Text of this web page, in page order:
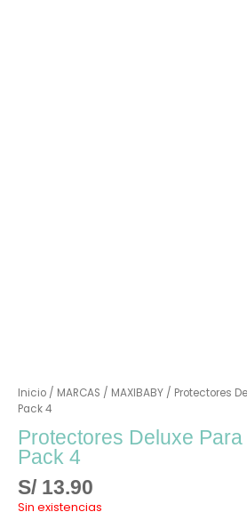
Inicio/ MARCAS / MAXIBABY/ Protectores
Pack 4
Protectores Deluxe
Pack 4
S/13.90
Sin existencias